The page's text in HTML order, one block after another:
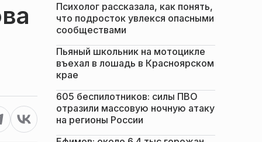
Психолог рассказала, как понять,
что подросток увлекся опасными
сообществами
Пьяный школьник на мотоцикле
въехал в лошадь в Красноярском
крае
605 беспилотников: силы ПВО
отразили массовую ночную атаку
на регионы России